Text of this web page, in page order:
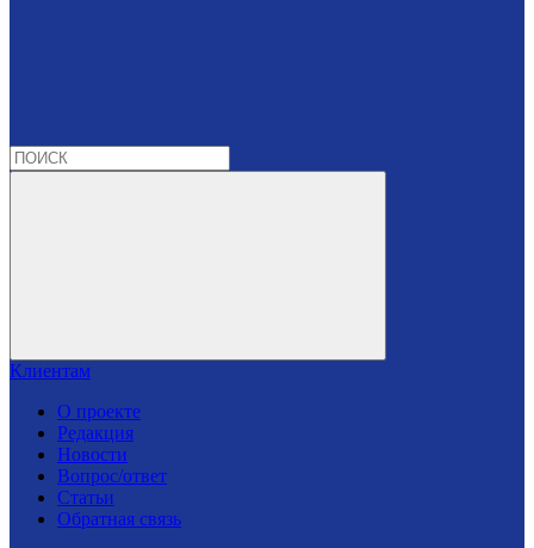
Клиентам
О проекте
Редакция
Новости
Вопрос/ответ
Статьи
Обратная связь